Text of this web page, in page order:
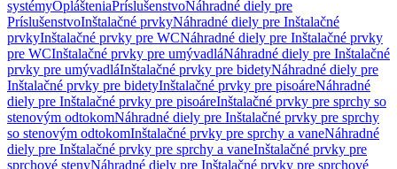
systémyOplášteniaPríslušenstvoNáhradné diely pre
PríslušenstvoInštalačné prvkyNáhradné diely pre Inštalačné
prvkyInštalačné prvky pre WCNáhradné diely pre Inštalačné prvky
pre WCInštalačné prvky pre umývadláNáhradné diely pre Inštalačné
prvky pre umývadláInštalačné prvky pre bidetyNáhradné diely pre
Inštalačné prvky pre bidetyInštalačné prvky pre pisoáreNáhradné
diely pre Inštalačné prvky pre pisoáreInštalačné prvky pre sprchy so
stenovým odtokomNáhradné diely pre Inštalačné prvky pre sprchy
so stenovým odtokomInštalačné prvky pre sprchy a vaneNáhradné
diely pre Inštalačné prvky pre sprchy a vaneInštalačné prvky pre
sprchové stenyNáhradné diely pre Inštalačné prvky pre sprchové